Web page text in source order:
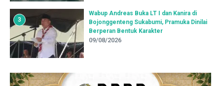
3
Wabup Andreas Buka LT I dan Kanira di
Bojonggenteng Sukabumi, Pramuka Dinilai
Berperan Bentuk Karakter
09/08/2026